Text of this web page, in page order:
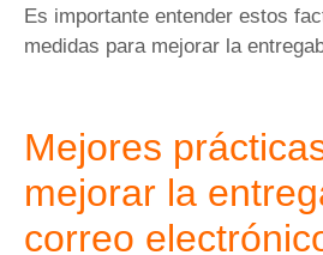
Es importante entender estos
medidas para mejorar la
Mejores
mejorar la
correo